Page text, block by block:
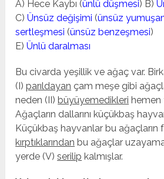
A) Hece Kaybı (ünlü düşmesi) B)
C)Ünsüz değişimi (ünsüz
sertleşmesi (ünsüz benzeşmesi)
E)Ünlü daralması
Bu civarda yeşillik ve ağaç var.
(I)parıldayan çam meşe gibi
neden (II) büyüyemedikleri hemen
Ağaçların dallarını küçükbaş
Küçükbaş hayvanlar bu ağaçların
kırptıklarından bu ağaçlar
yerde (V)serilip kalmışlar.